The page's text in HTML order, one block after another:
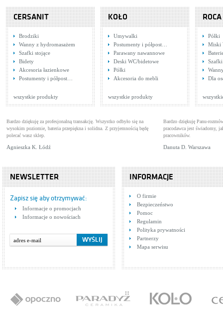
CERSANIT
Brodziki
Wanny z hydromasażem
Szafki stojące
Bidety
Akcesoria łazienkowe
Postumenty i półpost…
wszystkie produkty
KOŁO
Umywalki
Postumenty i półpost…
Parawany nawannowe
Deski WC/bidetowe
Półki
Akcesoria do mebli
wszystkie produkty
ROCA
Półki
Miski
Szafki
Dla
Bardzo dziękuję za profesjonalną transakcję. Wszystko odbyło się na
wysokim poziomie, bateria przepiękna i solidna. Z przyjemnością będę
polecać wasz sklep.
Agnieszka K. Łódź
Bardzo dziękuję Panu-
pracodawca jest świadomy,
pracowników.
Danuta D. Warszawa
NEWSLETTER
Zapisz się aby otrzymywać:
Informacje o promocjach
Informacje o nowościach
INFORMACJE
O firmie
Bezpieczeństwo
Pomoc
Regulamin
Polityka prywatności
Partnerzy
Mapa serwisu